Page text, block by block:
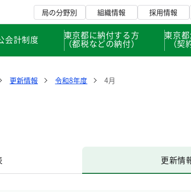
局の分野別 組織情報 採用情報
会計制度 東京都に納付する方
（都税などの納付）
東京
（契
更新情報 令和8年度 4月
更新情